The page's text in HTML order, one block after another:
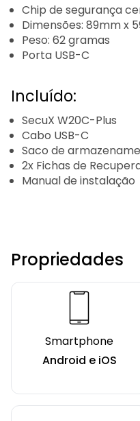
Chip de segurança
Dimensões: 89mm x
Peso: 62 gramas
Porta USB-C
Incluído:
SecuX W20C-Plus
Cabo USB-C
Saco de
2x Fichas de
Manual de instalação
Propriedades
Smartphone
Android e iOS